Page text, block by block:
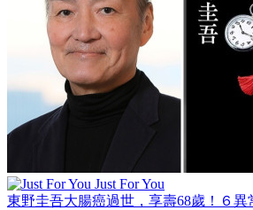
Just For You
東野圭吾大腸癌過世，享壽68歲！６